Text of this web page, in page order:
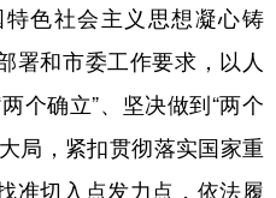
色社会主义思想凝心铸
署和市委工作要求，以人
个确立”、坚决做到“两个
局，紧扣贯彻落实国家重
准切入点发力点，依法履